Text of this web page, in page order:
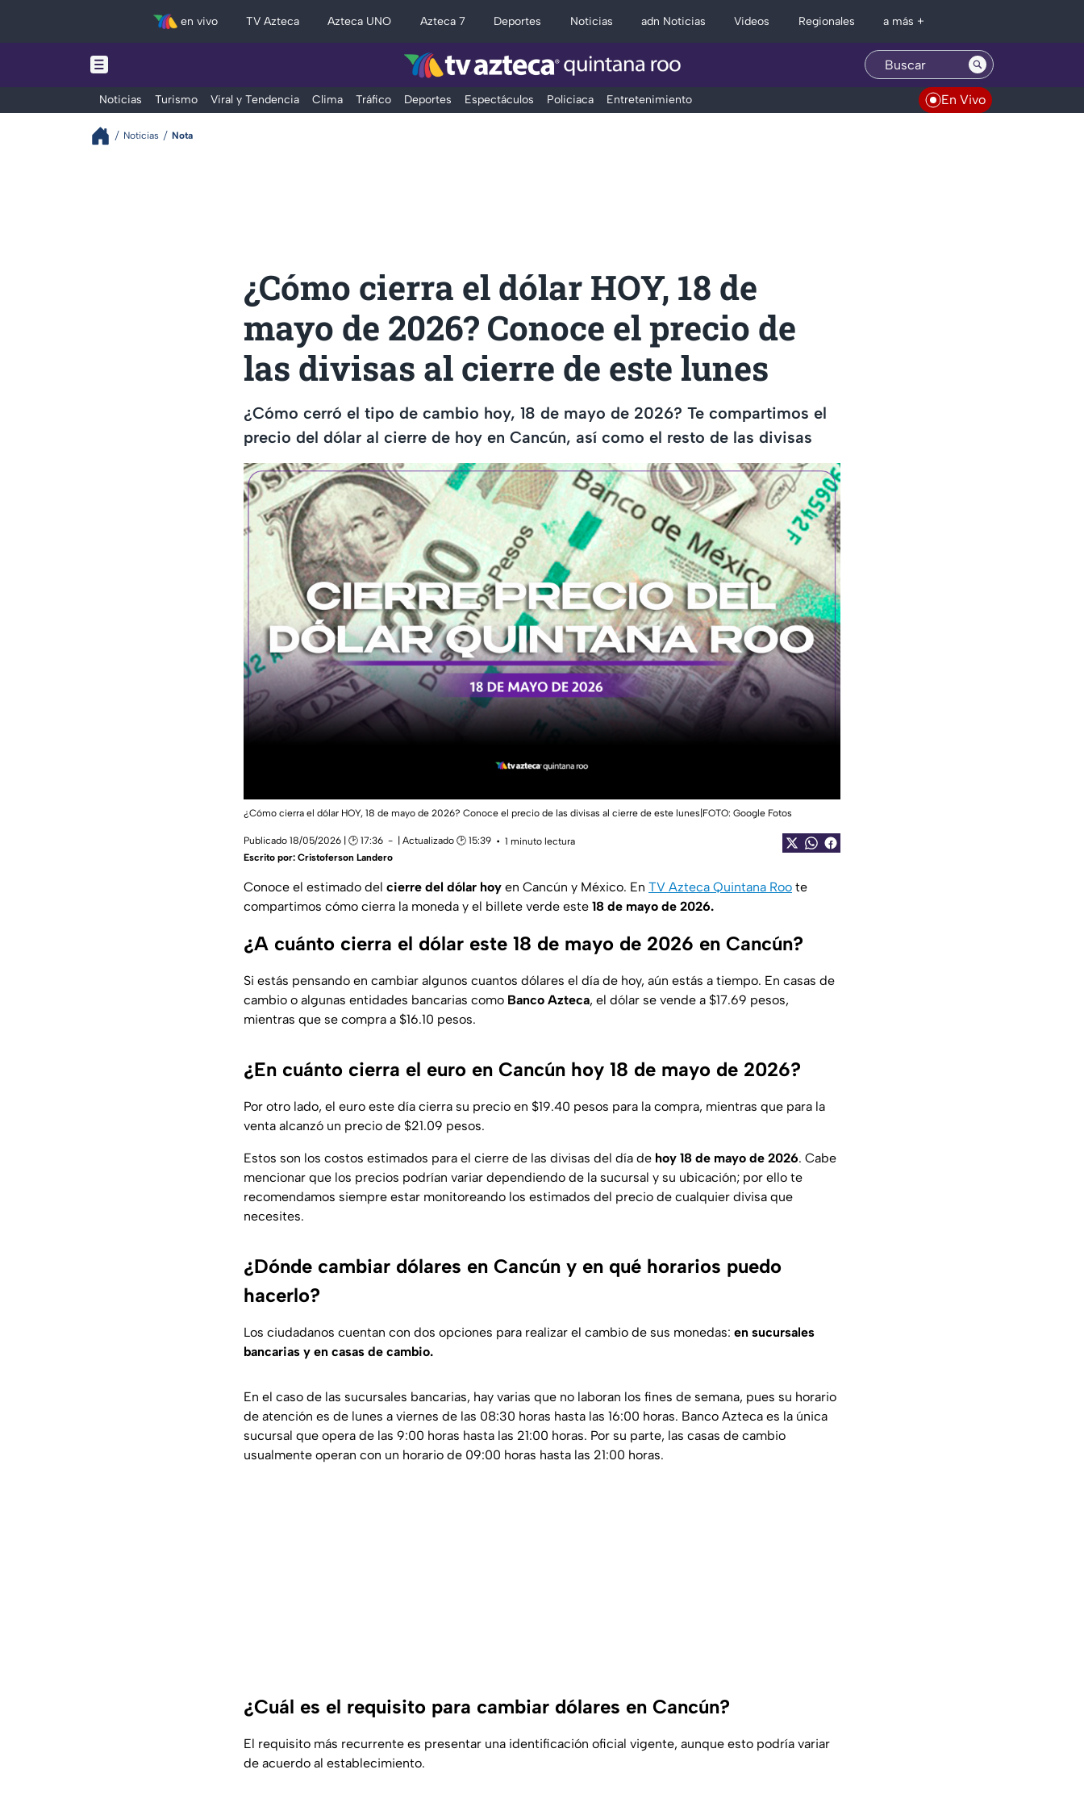
en vivo TV Azteca Azteca UNO Azteca 7 Deportes Noticias adn Noticias Videos Regionales a más +
Noticias Turismo Viral y Tendencia Clima Tráfico Deportes Espectáculos Policiaca Entretenimiento En Vivo
Noticias Nota
¿Cómo cierra el dólar HOY, 18 de
mayo de 2026? Conoce el precio de
las divisas al cierre de este lunes
¿Cómo cerró el tipo de cambio hoy, 18 de mayo de 2026? Te compartimos el
precio del dólar al cierre de hoy en Cancún, así como el resto de las divisas
¿Cómo cierra el dólar HOY, 18 de mayo de 2026? Conoce el precio de las divisas al cierre de este lunes|FOTO: Google Fotos
Publicado 18/05/2026 | 🕑 17:36 | Actualizado 🕑 15:39
1 minuto lectura
Escrito por: Cristoferson Landero
Conoce el estimado del cierre del dólar hoy en Cancún y México. En TV Azteca Quintana Roo te
compartimos cómo cierra la moneda y el billete verde este 18 de mayo de 2026.
¿A cuánto cierra el dólar este 18 de mayo de 2026 en Cancún?
Si estás pensando en cambiar algunos cuantos dólares el día de hoy, aún estás a tiempo. En casas de
cambio o algunas entidades bancarias como Banco Azteca, el dólar se vende a $17.69 pesos,
mientras que se compra a $16.10 pesos.
¿En cuánto cierra el euro en Cancún hoy 18 de mayo de 2026?
Por otro lado, el euro este día cierra su precio en $19.40 pesos para la compra, mientras que para la
venta alcanzó un precio de $21.09 pesos.
Estos son los costos estimados para el cierre de las divisas del día de hoy 18 de mayo de 2026. Cabe
mencionar que los precios podrían variar dependiendo de la sucursal y su ubicación; por ello te
recomendamos siempre estar monitoreando los estimados del precio de cualquier divisa que
necesites.
¿Dónde cambiar dólares en Cancún y en qué horarios puedo
hacerlo?
Los ciudadanos cuentan con dos opciones para realizar el cambio de sus monedas: en sucursales
bancarias y en casas de cambio.
En el caso de las sucursales bancarias, hay varias que no laboran los fines de semana, pues su horario
de atención es de lunes a viernes de las 08:30 horas hasta las 16:00 horas. Banco Azteca es la única
sucursal que opera de las 9:00 horas hasta las 21:00 horas. Por su parte, las casas de cambio
usualmente operan con un horario de 09:00 horas hasta las 21:00 horas.
¿Cuál es el requisito para cambiar dólares en Cancún?
El requisito más recurrente es presentar una identificación oficial vigente, aunque esto podría variar
de acuerdo al establecimiento.